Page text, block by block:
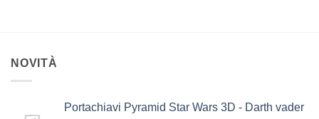
NOVITÀ
Portachiavi Pyramid Star Wars 3D - Darth vader